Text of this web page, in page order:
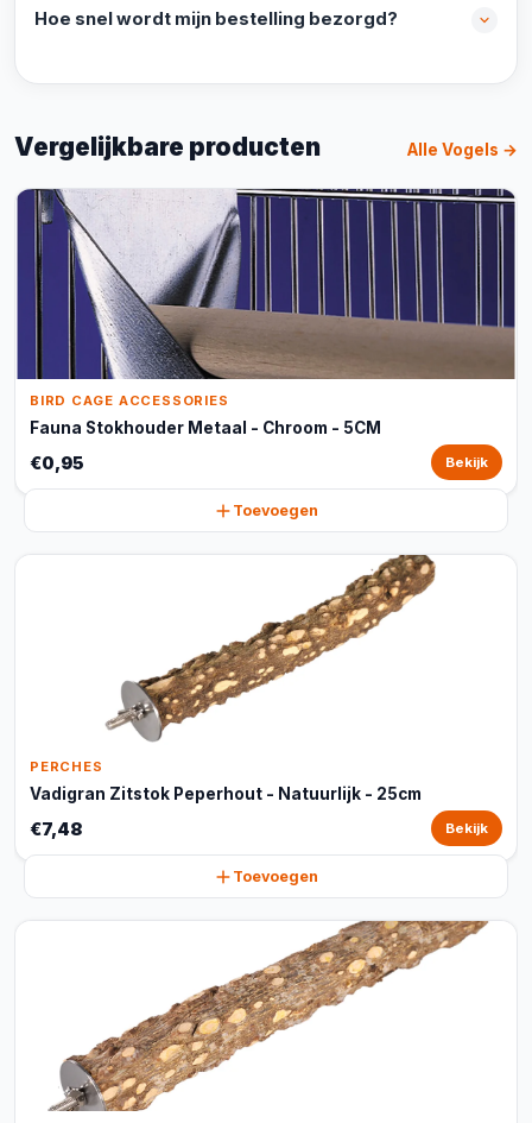
Hoe snel wordt mijn bestelling bezorgd?
Vergelijkbare producten Alle Vogels →
BIRD CAGE ACCESSORIES
Fauna Stokhouder Metaal - Chroom - 5CM
€0,95 Bekijk
Toevoegen
PERCHES
Vadigran Zitstok Peperhout - Natuurlijk - 25cm
€7,48 Bekijk
Toevoegen